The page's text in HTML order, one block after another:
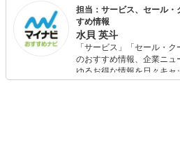
担当：サービス、セール
すめ情報
水貝 英斗
「サービス」「セール・
のおすすめ情報、企業ニュ
ゆるお得な情報を日々キ
の制作にも携わり、SEO